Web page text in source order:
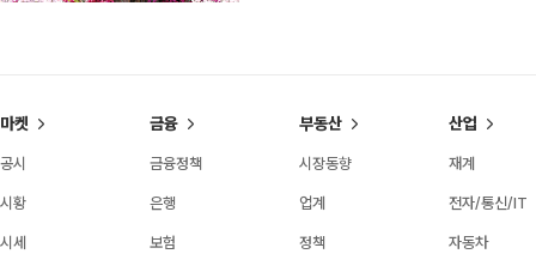
마켓
공시
시황
시세
금융
금융정책
은행
보험
부동산
시장동향
업계
정책
산업
재계
전자/통신/IT
자동차